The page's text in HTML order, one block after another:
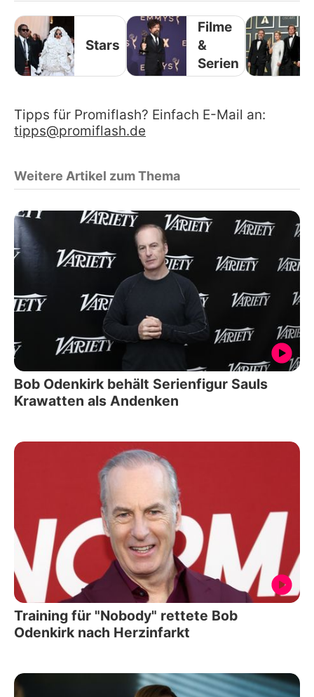
Stars
Filme
&
Serien
Tipps für Promiflash? Einfach E-Mail an:
tipps@promiflash.de
Weitere Artikel zum Thema
Bob Odenkirk behält Serienfigur Sauls
Krawatten als Andenken
Training für "Nobody" rettete Bob
Odenkirk nach Herzinfarkt